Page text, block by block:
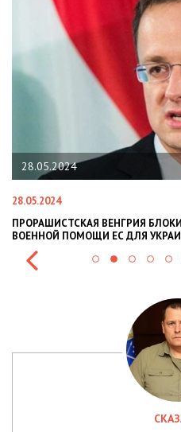
28.05.2024
28.05.2024
ПРОРАШИСТСКАЯ ВЕНГРИЯ
ВОЕННОЙ ПОМОЩИ ЕС ДЛЯ